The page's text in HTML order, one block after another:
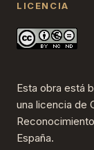
LICENCIA
Esta obra está
una licencia de
España.